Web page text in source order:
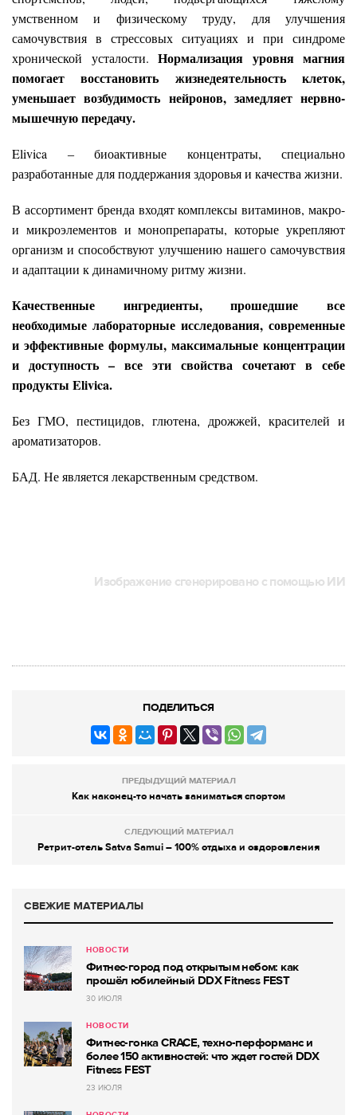
умственном и физическому труду, для улучшения
самочувствия в стрессовых ситуациях и при синдроме
хронической усталости. Нормализация уровня магния
помогает восстановить жизнедеятельность клеток,
уменьшает возбудимость нейронов, замедляет нервно-
мышечную передачу.
Elivica ‒ биоактивные концентраты, специально
разработанные для поддержания здоровья и качества жизни.
В ассортимент бренда входят комплексы витаминов, макро-
и микроэлементов и монопрепараты, которые укрепляют
организм и способствуют улучшению нашего самочувствия
и адаптации к динамичному ритму жизни.
Качественные ингредиенты, прошедшие все
необходимые лабораторные исследования, современные
и эффективные формулы, максимальные концентрации
и доступность – все эти свойства сочетают в себе
продукты Elivica.
Без ГМО, пестицидов, глютена, дрожжей, красителей и
ароматизаторов.
БАД. Не является лекарственным средством.
Изображение сгенерировано с помощью ИИ
ПОДЕЛИТЬСЯ
ПРЕДЫДУЩИЙ МАТЕРИАЛ
Как наконец-то начать заниматься спортом
СЛЕДУЮЩИЙ МАТЕРИАЛ
Ретрит-отель Satva Samui – 100% отдыха и оздоровления
СВЕЖИЕ МАТЕРИАЛЫ
НОВОСТИ
Фитнес-город под открытым небом: как
прошёл юбилейный DDX Fitness FEST
30 ИЮЛЯ
НОВОСТИ
Фитнес-гонка CRACE, техно-перформанс и
более 150 активностей: что ждет гостей DDX
Fitness FEST
23 ИЮЛЯ